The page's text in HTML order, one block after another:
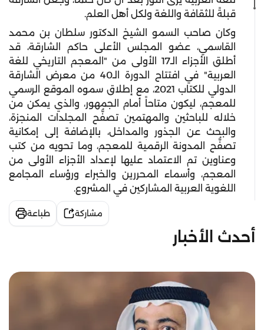
قبلةً للثقافة واللغة ولكل أهل العلم.
وكان صاحب السمو الشيخ الدكتور سلطان بن محمد
القاسمي، عضو المجلس الأعلى حاكم الشارقة، قد
أطلق الأجزاء الـ17 الأولى من "المعجم التاريخي للغة
العربية" في افتتاح الدورة الـ40 من معرض الشارقة
الدولي للكتاب 2021، مع إطلاق سموه الموقع الرسمي
للمعجم، ليكون متاحاً أمام الجمهور، والذي يمكن من
خلاله للباحثين والمهتمين تصفُّح المجلدات المنجزة،
والبحث عن الجذور والمداخل، بالإضافة إلى إمكانية
تصفُّح المدونة الرقمية للمعجم، وما تحويه من كتب
وعناوين تم الاعتماد عليها لإعداد الأجزاء الأولى من
المعجم، وأسماء المحررين والخبراء ورؤساء المجامع
اللغوية العربية المشاركين في المشروع.
مشاركة طباعة
أحدث الأخبار